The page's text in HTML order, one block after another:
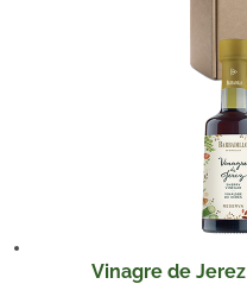
Vinagre de